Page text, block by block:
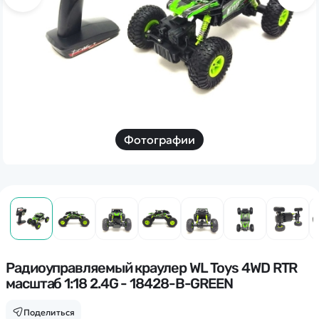
Фотографии
Радиоуправляемый краулер WL Toys 4WD RTR
масштаб 1:18 2.4G - 18428-B-GREEN
Поделиться
Дополнительный способ связи
WhatsApp/Мобильный
Есть вопрос? Можем связаться с вами
Заказать звонок
Наши соцсети:
Каталог
Квадрокоптеры
Машинки
Информация
Оптовые продажи